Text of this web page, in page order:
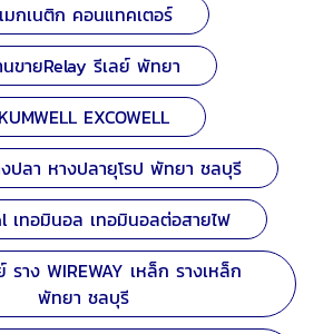
มกเนติก คอนแทคเตอร์
นขายRelay รีเลย์ พัทยา
KUMWELL EXCOWELL
ปลา หางปลายุโรป พัทยา ชลบุรี
เทอมินอล เทอมินอลต่อสายไฟ
ราง WIREWAY เหล็ก รางเหล็ก
พัทยา ชลบุรี